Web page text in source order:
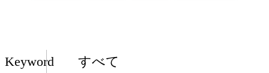
Insights一覧
Keyword すべて